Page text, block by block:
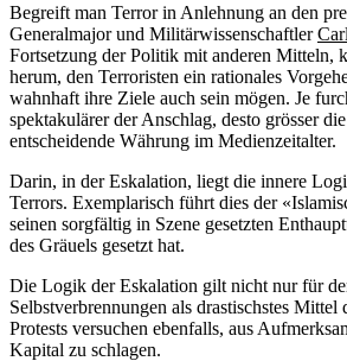
Begreift man Terror in Anlehnung an den
Generalmajor und Militärwissenschaftler
Fortsetzung der Politik mit anderen Mitteln,
herum, den Terroristen ein rationales
wahnhaft ihre Ziele auch sein mögen. Je
spektakulärer der Anschlag, desto grösser
entscheidende Währung im Medienzeitalter.
Darin, in der Eskalation, liegt die innere
Terrors. Exemplarisch führt dies der
seinen sorgfältig in Szene gesetzten
des Gräuels gesetzt hat.
Die Logik der Eskalation gilt nicht nur für
Selbstverbrennungen als drastischstes Mittel
Protests versuchen ebenfalls, aus
Kapital zu schlagen.